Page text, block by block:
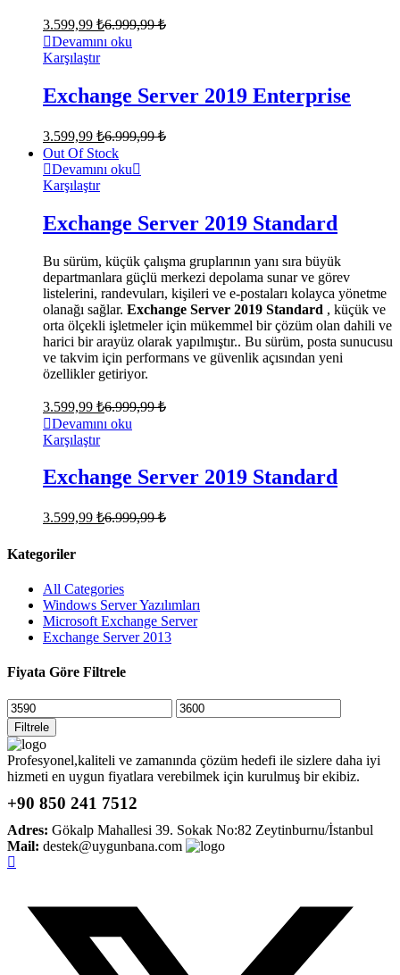
3.599,99 ₺6.999,99₺
Devamını oku
Karşılaştır
Exchange Server 2019 Enterprise
3.599,99 ₺6.999,99₺
Out Of Stock
Devamını oku
Karşılaştır
Exchange Server 2019 Standard
Bu sürüm, küçük çalışma gruplarının yanı sıra büyük
departmanlara güçlü merkezi depolama sunar ve görev
listelerini, randevuları, kişileri ve e-postaları kolayca yönetme
olanağı sağlar. Exchange Server 2019 Standard , küçük ve
orta ölçekli işletmeler için mükemmel bir çözüm olan dahili ve
harici bir arayüz olarak yapılmıştır.. Bu sürüm, posta sunucusu
ve takvim için performans ve güvenlik açısından yeni
özellikler getiriyor.
3.599,99 ₺6.999,99₺
Devamını oku
Karşılaştır
Exchange Server 2019 Standard
3.599,99 ₺6.999,99₺
Kategoriler
All Categories
Windows Server Yazılımları
Microsoft Exchange Server
Exchange Server 2013
Fiyata Göre Filtrele
En
düşük
fiyat
En
yüksek
Filtrele
Profesyonel,kaliteli ve zamanında çözüm hedefi ile sizlere daha iyi
hizmeti en uygun fiyatlara verebilmek için kurulmuş bir ekibiz.
+90 850 241 7512
Adres: Gökalp Mahallesi 39. Sokak No:82 Zeytinburnu/İstanbul
Mail: destek@uygunbana.com